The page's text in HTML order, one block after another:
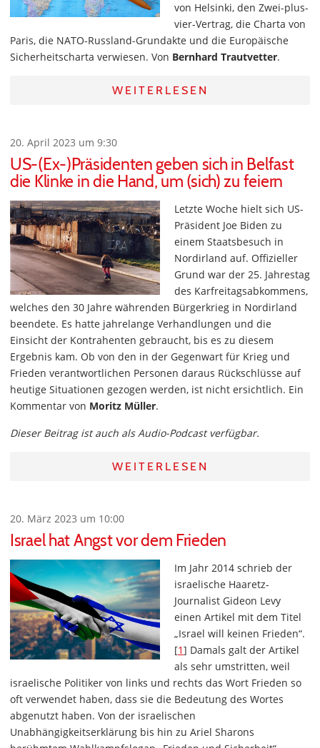
von Helsinki, den Zwei-plus-
vier-Vertrag, die Charta von
Paris, die NATO-Russland-Grundakte und die Europäische
Sicherheitscharta verwiesen. Von Bernhard Trautvetter.
WEITERLESEN
20. April 2023 um 9:30
US-(Ex-)Präsidenten geben sich in Belfast
die Klinke in die Hand, um (sich) zu feiern
Letzte Woche hielt sich US-
Präsident Joe Biden zu
einem Staatsbesuch in
Nordirland auf. Offizieller
Grund war der 25. Jahrestag
des Karfreitagsabkommens,
welches den 30 Jahre währenden Bürgerkrieg in Nordirland
beendete. Es hatte jahrelange Verhandlungen und die
Einsicht der Kontrahenten gebraucht, bis es zu diesem
Ergebnis kam. Ob von den in der Gegenwart für Krieg und
Frieden verantwortlichen Personen daraus Rückschlüsse auf
heutige Situationen gezogen werden, ist nicht ersichtlich. Ein
Kommentar von Moritz Müller.
Dieser Beitrag ist auch als Audio-Podcast verfügbar.
WEITERLESEN
20. März 2023 um 10:00
Israel hat Angst vor dem Frieden
Im Jahr 2014 schrieb der
israelische Haaretz-
Journalist Gideon Levy
einen Artikel mit dem Titel
„Israel will keinen Frieden“.
[1] Damals galt der Artikel
als sehr umstritten, weil
israelische Politiker von links und rechts das Wort Frieden so
oft verwendet haben, dass sie die Bedeutung des Wortes
abgenutzt haben. Von der israelischen
Unabhängigkeitserklärung bis hin zu Ariel Sharons